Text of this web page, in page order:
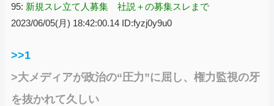
95: 新規スレ立て人募集 社説＋の募集スレまで
2023/06/05(月) 18:42:00.14 ID:fyzj0y9u0
>>1
>大メディアが政治の“圧力”に屈し、権力監視の牙
を抜かれて久しい